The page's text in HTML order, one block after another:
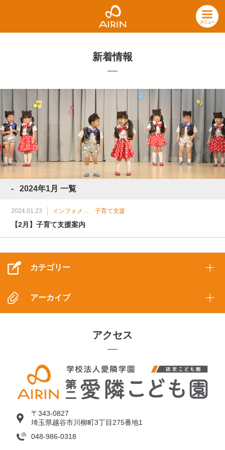
新着情報
2024年1月 一覧
2024.01.23 インフォメーション 子育て支援
【2月】子育て支援案内
カテゴリー
アーカイブ
アクセス
〒343-0827
埼玉県越谷市川柳町3丁目275番地1
048-986-0318